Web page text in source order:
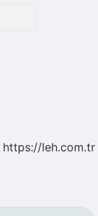
https://leh.com.tr